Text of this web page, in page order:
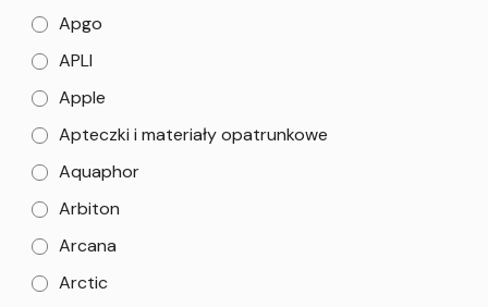
Apgo
APLI
Apple
Apteczki i materiały opatrunkowe
Aquaphor
Arbiton
Arcana
Arctic